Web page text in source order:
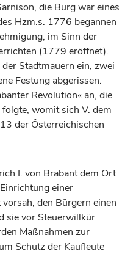
die Burg war eines
Hzm.s. 1776 begannen
im Sinn der
(1779 eröffnet).
Stadtmauern ein, zwei
Festung abgerissen.
Revolution« an, die
womit sich V. dem
der Österreichischen
I. von Brabant dem Ort
einer
den Bürgern einen
sie vor Steuerwillkür
Maßnahmen zur
Schutz der Kaufleute